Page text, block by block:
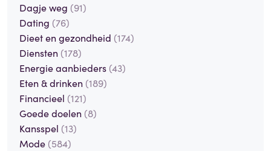
Dagje weg (91)
Dating (76)
Dieet en gezondheid (174)
Diensten (178)
Energie aanbieders (43)
Eten & drinken (189)
Financieel (121)
Goede doelen (8)
Kansspel (13)
Mode (584)